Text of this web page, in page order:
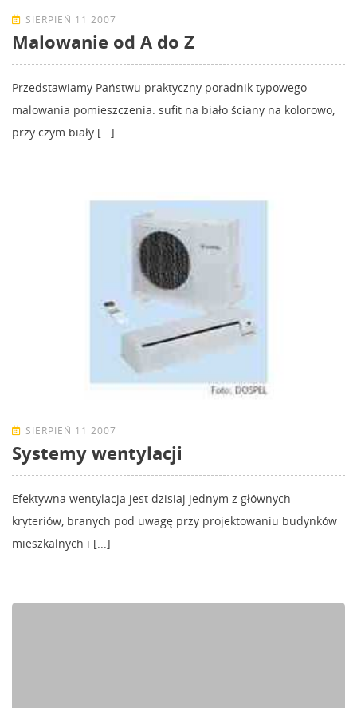
SIERPIEŃ 11 2007
Malowanie od A do Z
Przedstawiamy Państwu praktyczny poradnik typowego
malowania pomieszczenia: sufit na biało ściany na kolorowo,
przy czym biały [...]
SIERPIEŃ 11 2007
Systemy wentylacji
Efektywna wentylacja jest dzisiaj jednym z głównych
kryteriów, branych pod uwagę przy projektowaniu budynków
mieszkalnych i [...]